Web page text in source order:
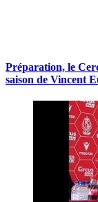
Préparation, le
saison de Vincent